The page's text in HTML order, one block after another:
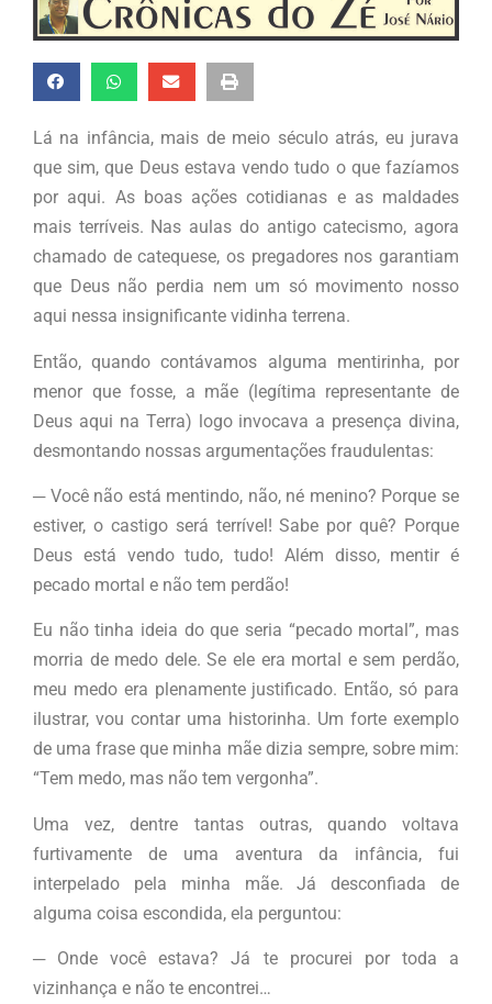
Lá na infância, mais de meio século atrás, eu jurava
que sim, que Deus estava vendo tudo o que fazíamos
por aqui. As boas ações cotidianas e as maldades
mais terríveis. Nas aulas do antigo catecismo, agora
chamado de catequese, os pregadores nos garantiam
que Deus não perdia nem um só movimento nosso
aqui nessa insignificante vidinha terrena.
Então, quando contávamos alguma mentirinha, por
menor que fosse, a mãe (legítima representante de
Deus aqui na Terra) logo invocava a presença divina,
desmontando nossas argumentações fraudulentas:
─ Você não está mentindo, não, né menino? Porque se
estiver, o castigo será terrível! Sabe por quê? Porque
Deus está vendo tudo, tudo! Além disso, mentir é
pecado mortal e não tem perdão!
Eu não tinha ideia do que seria “pecado mortal”, mas
morria de medo dele. Se ele era mortal e sem perdão,
meu medo era plenamente justificado. Então, só para
ilustrar, vou contar uma historinha. Um forte exemplo
de uma frase que minha mãe dizia sempre, sobre mim:
“Tem medo, mas não tem vergonha”.
Uma vez, dentre tantas outras, quando voltava
furtivamente de uma aventura da infância, fui
interpelado pela minha mãe. Já desconfiada de
alguma coisa escondida, ela perguntou:
─ Onde você estava? Já te procurei por toda a
vizinhança e não te encontrei…